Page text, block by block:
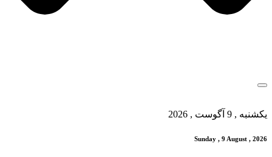
یکشنبه , 9 آگوست , 2026
Sunday , 9 August , 2026